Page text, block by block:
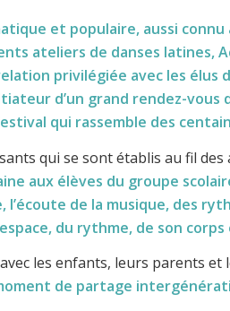
et populaire, aussi
ateliers de danses latines,
privilégiée avec les élus
d’un grand rendez-
qui rassemble des
qui se sont établis au fil des
aux élèves du groupe
l’écoute de la musique, des
du rythme, de son
les enfants, leurs parents
de partage